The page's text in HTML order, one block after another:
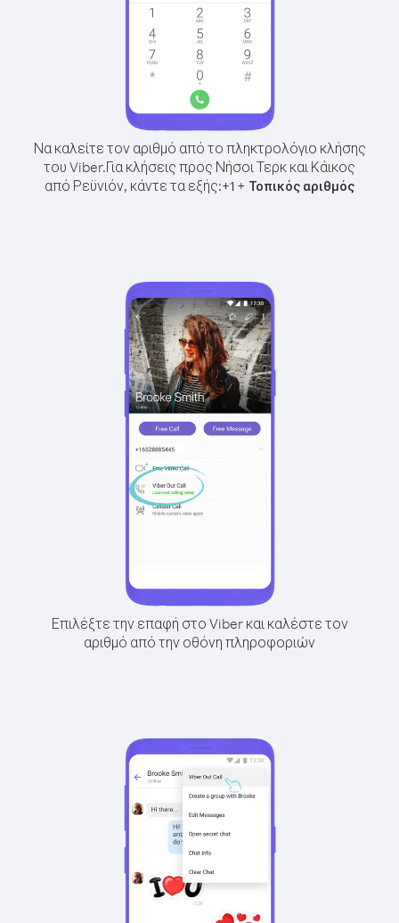
Να καλείτε τον αριθμό από το πληκτρολόγιο κλήσης
του Viber.Για κλήσεις προς Νήσοι Τερκ και Κάικος
από Ρεϋνιόν, κάντε τα εξής:+1 + Τοπικός αριθμός
Επιλέξτε την επαφή στο Viber και καλέστε τον
αριθμό από την οθόνη πληροφοριών